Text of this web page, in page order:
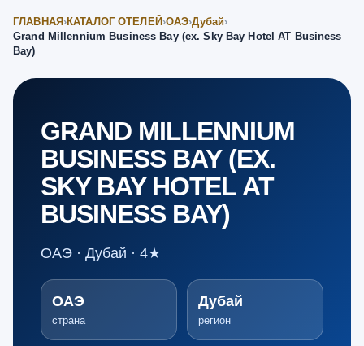
ГЛАВНАЯ ›КАТАЛОГ ОТЕЛЕЙ ›ОАЭ›Дубай›
Grand Millennium Business Bay (ex. Sky Bay Hotel AT Business
Bay)
GRAND MILLENNIUM
BUSINESS BAY (EX.
SKY BAY HOTEL AT
BUSINESS BAY)
ОАЭ · Дубай · 4★
ОАЭ
страна
Дубай
регион